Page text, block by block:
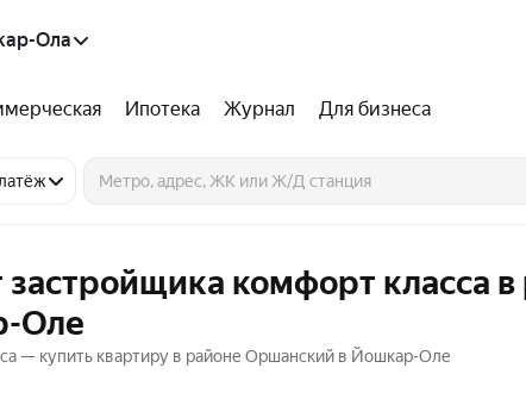
Ола
Ипотека Журнал Для бизнеса
комфорт класса в
Оле
— купить квартиру в районе Оршанский в Йошкар-Оле